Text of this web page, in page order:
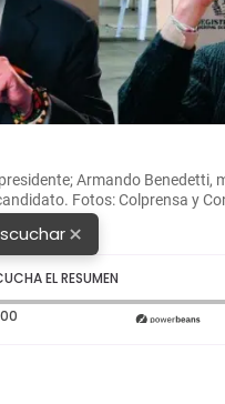
Armando Benedetti,
Fotos: Colprensa y
×
EL RESUMEN
Tiempo transcurrido: 0